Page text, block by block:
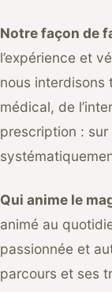
Notre façon de
l’expérience et
nous interdisons
médical, de
prescription :
Qui anime le
animé au
passionnée et
parcours et ses